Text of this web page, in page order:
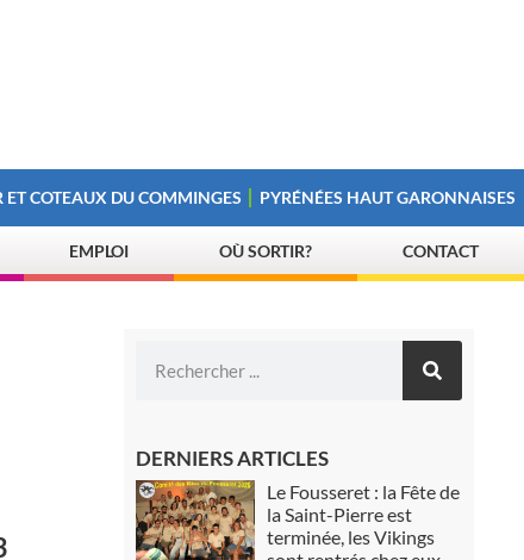
ET COTEAUX DU COMMINGES PYRÉNÉES HAUT GARONNAISES
EMPLOI OÙ SORTIR? CONTACT
DERNIERS ARTICLES
Le Fousseret : la Fête de
la Saint-Pierre est
terminée, les Vikings